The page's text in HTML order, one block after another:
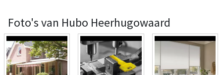
Foto's van Hubo Heerhugowaard